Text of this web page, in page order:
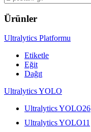
Ürünler
Ultralytics Platformu
Etiketle
Eğit
Dağıt
Ultralytics YOLO
Ultralytics YOLO26
Ultralytics YOLO11